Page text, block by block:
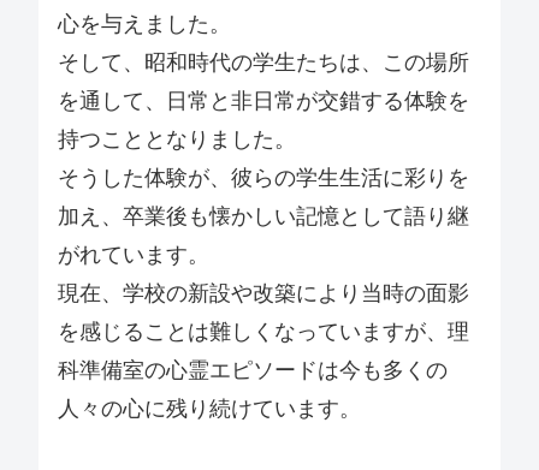
心を与えました。
そして、昭和時代の学生たちは、この場所
を通して、日常と非日常が交錯する体験を
持つこととなりました。
そうした体験が、彼らの学生生活に彩りを
加え、卒業後も懐かしい記憶として語り継
がれています。
現在、学校の新設や改築により当時の面影
を感じることは難しくなっていますが、理
科準備室の心霊エピソードは今も多くの
人々の心に残り続けています。